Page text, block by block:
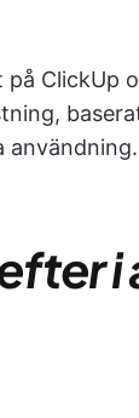
ClickUp
användning.